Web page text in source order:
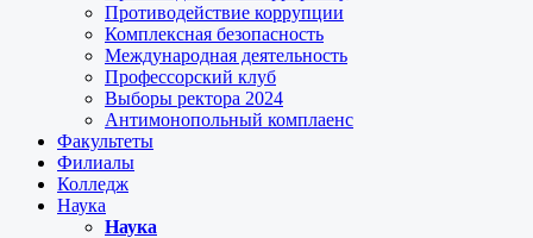
Противодействие коррупции
Комплексная безопасность
Международная деятельность
Профессорский клуб
Выборы ректора 2024
Антимонопольный комплаенс
Факультеты
Филиалы
Колледж
Наука
Наука